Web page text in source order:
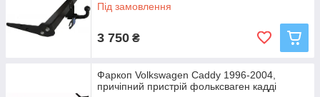
Під замовлення
3 750 ₴
Фаркоп Volkswagen Caddy 1996-2004,
причіпний пристрій фольксваген кадді